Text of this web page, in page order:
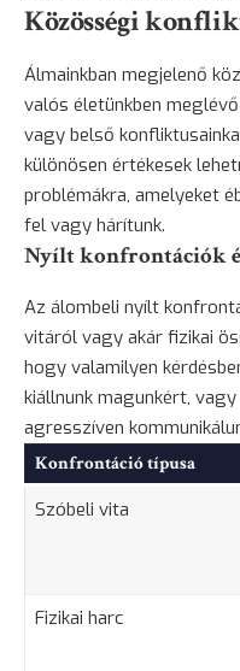
Közösségi
Álmainkban megjelenő
valós életünkben
vagy belső
különösen értékesek
problémákra, amelyeket
fel vagy hárítunk.
Nyílt konfrontációk
Az álombeli nyílt
vitáról vagy akár fizikai
hogy valamilyen
kiállnunk magunkért,
agresszíven
Konfrontáció típusa
Szóbeli vita
Fizikai harc